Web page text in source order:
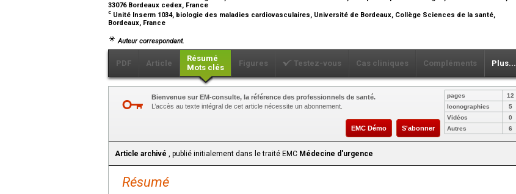
33076 Bordeaux cedex, France
c Unité Inserm 1034, biologie des maladies cardiovasculaires, Université de Bordeaux, Collège Sciences de la santé,
Bordeaux, France
Auteur correspondant.
PDF Article
Résumé
Mots clés
Figures Testez-vous Cas cliniques Compléments Plus...
Bienvenue sur EM-consulte, la référence des professionnels de santé.
L’accès au texte intégral de cet article nécessite un abonnement.
EMC Démo S'abonner
pages
12
Iconographies
5
Vidéos
0
Autres
6
Article archivé , publié initialement dans le traité EMC Médecine d'urgence
Résumé